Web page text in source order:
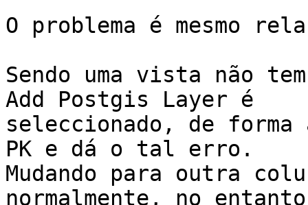
O problema é mesmo
Sendo uma vista não
Add Postgis Layer é
seleccionado, de forma
PK e dá o tal erro.
Mudando para outra
normalmente, no entanto